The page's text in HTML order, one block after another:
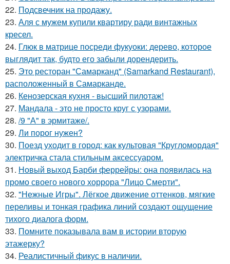
22. Подсвечник на продажу.
23. Аля с мужем купили квартиру ради винтажных
кресел.
24. Глюк в матрице посреди фукуоки: дерево, которое
выглядит так, будто его забыли дорендерить.
25. Это ресторан "Самарканд" (Samarkand Restaurant),
расположенный в Самарканде.
26. Кенозерская кухня - высший пилотаж!
27. Мандала - это не просто круг с узорами.
28. /9 "А" в эрмитаже/.
29. Ли порог нужен?
30. Поезд уходит в город: как культовая "Кругломордая"
электричка стала стильным аксессуаром.
31. Новый выход Барби феррейры: она появилась на
промо своего нового хоррора "Лицо Смерти".
32. "Нежные Игры". Лёгкое движение оттенков, мягкие
переливы и тонкая графика линий создают ощущение
тихого диалога форм.
33. Помните показывала вам в истории вторую
этажерку?
34. Реалистичный фикус в наличии.